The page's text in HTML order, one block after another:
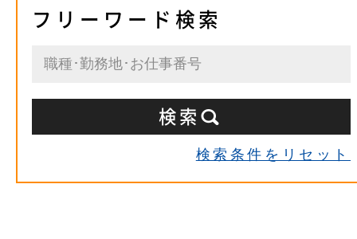
フリーワード検索
検索条件をリセット